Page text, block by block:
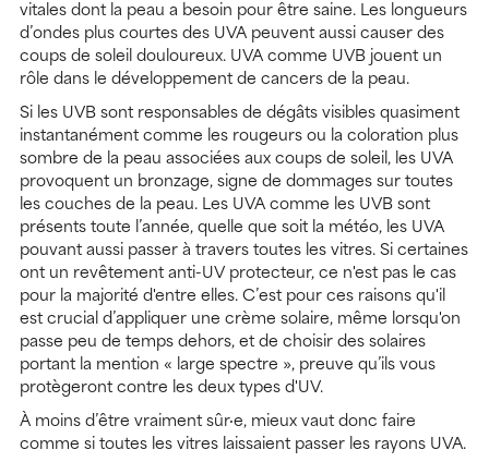
vitales dont la peau a besoin pour être saine. Les longueurs
d’ondes plus courtes des UVA peuvent aussi causer des
coups de soleil douloureux. UVA comme UVB jouent un
rôle dans le développement de cancers de la peau.
Si les UVB sont responsables de dégâts visibles quasiment
instantanément comme les rougeurs ou la coloration plus
sombre de la peau associées aux coups de soleil, les UVA
provoquent un bronzage, signe de dommages sur toutes
les couches de la peau. Les UVA comme les UVB sont
présents toute l’année, quelle que soit la météo, les UVA
pouvant aussi passer à travers toutes les vitres. Si certaines
ont un revêtement anti-UV protecteur, ce n'est pas le cas
pour la majorité d'entre elles. C’est pour ces raisons qu'il
est crucial d’appliquer une crème solaire, même lorsqu'on
passe peu de temps dehors, et de choisir des solaires
portant la mention « large spectre », preuve qu’ils vous
protègeront contre les deux types d'UV.
À moins d’être vraiment sûr·e, mieux vaut donc faire
comme si toutes les vitres laissaient passer les rayons UVA.